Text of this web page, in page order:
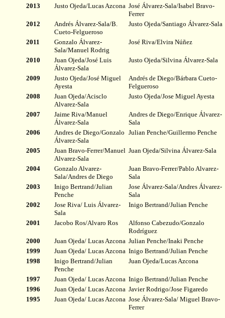
2013 Justo Ojeda/Lucas Azcona José Álvarez-Sala/Isabel Bravo-
Ferrer
2012
Andrés Álvarez-Sala/B.
Cueto-Felgueroso
Justo Ojeda/Santiago Álvarez-Sala
2011
Gonzalo Álvarez-
Sala/Manuel Rodrig
José Riva/Elvira Núñez
2010
Juan Ojeda/José Luis
Álvarez-Sala
Justo Ojeda/Silvina Álvarez-Sala
2009
Justo Ojeda/José Miguel
Ayesta
Andrés de Diego/Bárbara Cueto-
Felgueroso
2008
Juan Ojeda/Acisclo
Alvarez-Sala
Justo Ojeda/Jose Miguel Ayesta
2007
Jaime Riva/Manuel
Álvarez-Sala
Andres de Diego/Enrique Álvarez-
Sala
2006
Andres de Diego/Gonzalo
Álvarez-Sala
Julian Penche/Guillermo Penche
2005
Juan Bravo-Ferrer/Manuel
Alvarez-Sala
Juan Ojeda/Silvina Álvarez-Sala
2004
Gonzalo Alvarez-
Sala/Andres de Diego
Juan Bravo-Ferrer/Pablo Alvarez-
Sala
2003
Inigo Bertrand/Julian
Penche
Jose Álvarez-Sala/Andres Álvarez-
Sala
2002
Jose Riva/ Luis Álvarez-
Sala
Inigo Bertrand/Julian Penche
2001 Jacobo Ros/Alvaro Ros
Alfonso Cabezudo/Gonzalo
Rodríguez
2000
Juan Ojeda/ Lucas Azcona Julian Penche/Inaki Penche
1999
Juan Ojeda/ Lucas Azcona Inigo Bertrand/Julian Penche
1998
Inigo Bertrand/Julian
Penche
Juan Ojeda/Lucas Azcona
1997 Juan Ojeda/ Lucas Azcona Inigo Bertrand/Julian Penche
1996
Juan Ojeda/ Lucas Azcona Javier Rodrigo/Jose Figaredo
1995
Juan Ojeda/ Lucas Azcona Jose Álvarez-Sala/ Miguel Bravo-
Ferrer